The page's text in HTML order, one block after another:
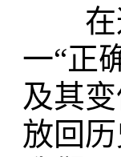
在这
一“正
及其
放回